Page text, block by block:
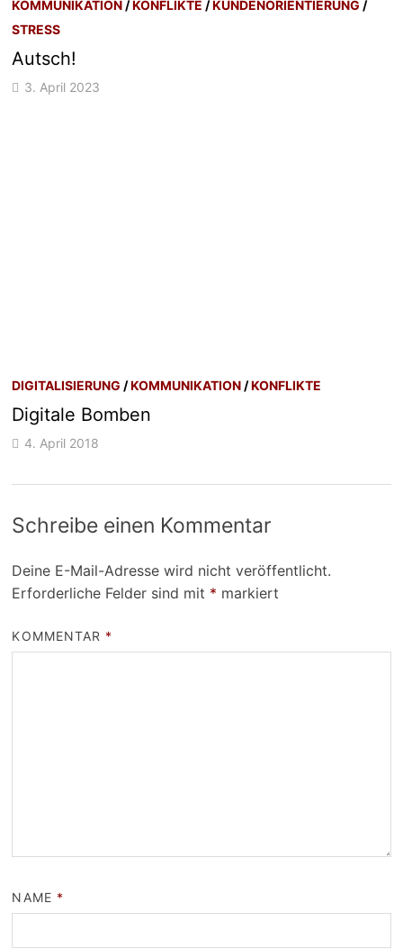
KOMMUNIKATION /KONFLIKTE /KUNDENORIENTIERUNG /
STRESS
Autsch!
3. April 2023
DIGITALISIERUNG /KOMMUNIKATION /KONFLIKTE
Digitale Bomben
4. April 2018
Schreibe einen Kommentar
Deine E-Mail-Adresse wird nicht veröffentlicht.
Erforderliche Felder sind mit * markiert
KOMMENTAR *
NAME *